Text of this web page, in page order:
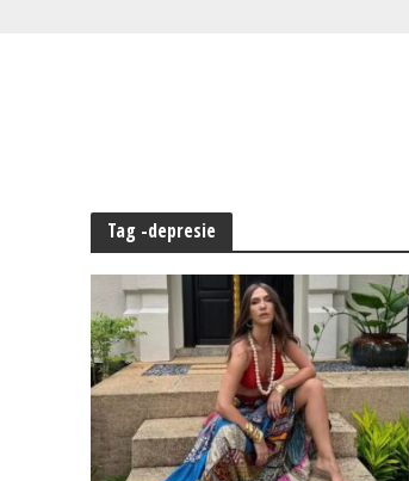
Tag -depresie